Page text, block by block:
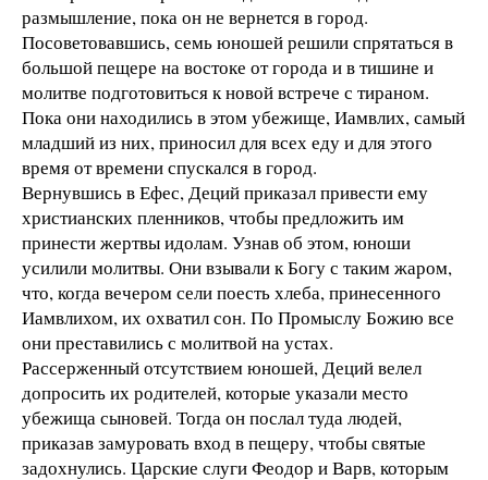
размышление, пока он не вернется в город.
Посоветовавшись, семь юношей решили спрятаться в
большой пещере на востоке от города и в тишине и
молитве подготовиться к новой встрече с тираном.
Пока они находились в этом убежище, Иамвлих, самый
младший из них, приносил для всех еду и для этого
время от времени спускался в город.
Вернувшись в Ефес, Деций приказал привести ему
христианских пленников, чтобы предложить им
принести жертвы идолам. Узнав об этом, юноши
усилили молитвы. Они взывали к Богу с таким жаром,
что, когда вечером сели поесть хлеба, принесенного
Иамвлихом, их охватил сон. По Промыслу Божию все
они преставились с молитвой на устах.
Рассерженный отсутствием юношей, Деций велел
допросить их родителей, которые указали место
убежища сыновей. Тогда он послал туда людей,
приказав замуровать вход в пещеру, чтобы святые
задохнулись. Царские слуги Феодор и Варв, которым